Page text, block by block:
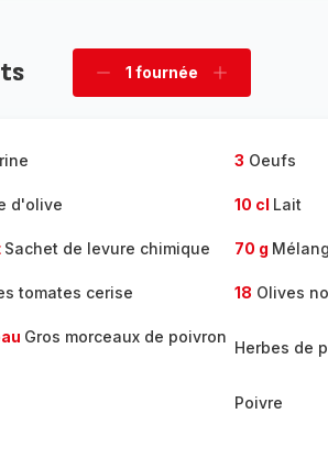
Supprimer
1 fournée
Ajouter
3 Oeufs
d'olive 10 cl Lait
Sachet de levure chimique 70 g
tomates cerise 18 Olives
Gros morceaux de poivron
Herbes de
Poivre